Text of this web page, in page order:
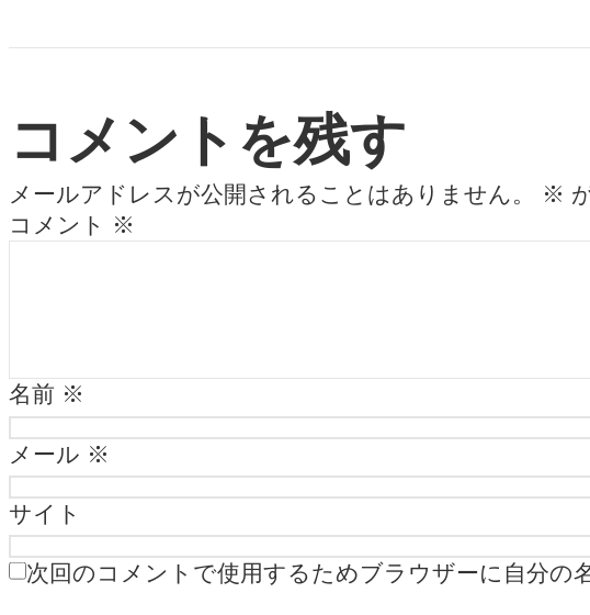
コメントを残す
メールアドレスが公開されることはありません。 ※
コメント
※
名前 ※
メール ※
サイト
次回のコメントで使用するためブラウザーに自分の